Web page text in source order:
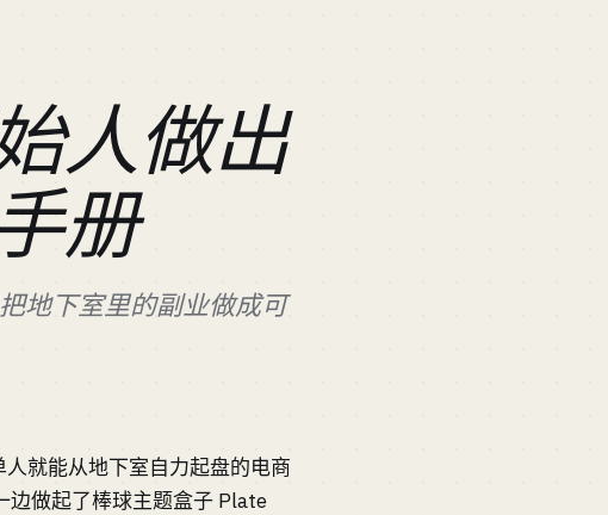
人做出
册
地下室里的副业做成可
就能从地下室自力起盘的电商
边做起了棒球主题盒子 Plate